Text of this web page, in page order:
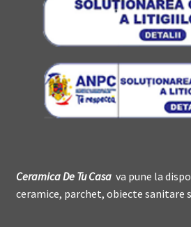
Ceramica DeTu Casava pune la
ceramice, parchet, obiecte sanitare